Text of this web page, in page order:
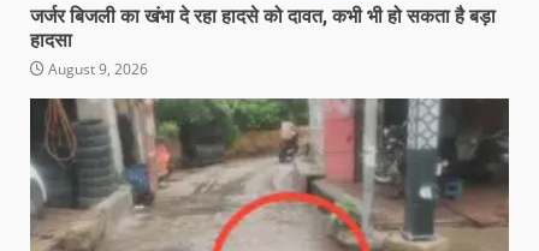
जर्जर बिजली का खंभा दे रहा हादसे को दावत, कभी भी हो सकता है बड़ा
हादसा
August 9, 2026